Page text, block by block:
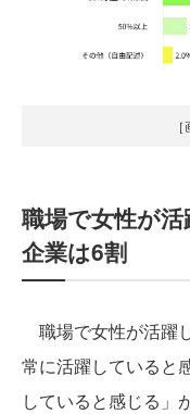
職場で女性が
企業は6割
職場で女性が活躍
常に活躍していると
していると感じる」